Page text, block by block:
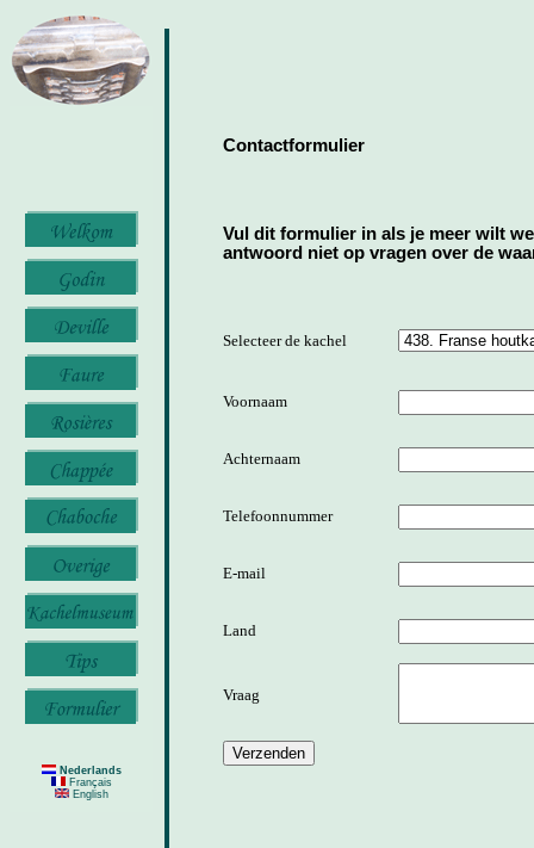
Nederlands
Français
English
Contactformulier
Vul dit formulier in als je meer wilt
antwoord niet op vragen over de
Selecteer de kachel
Voornaam
Achternaam
Telefoonnummer
E-mail
Land
Vraag